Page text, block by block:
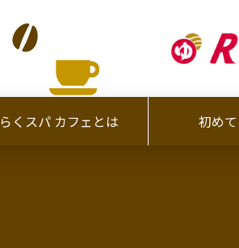
らくスパ カフェとは 初め